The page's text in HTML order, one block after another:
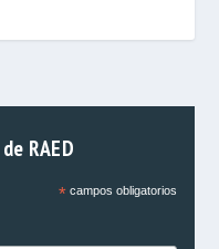
RAED
*campos obligatorios